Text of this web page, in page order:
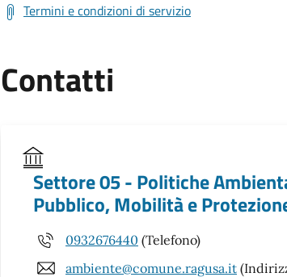
Termini e condizioni di servizio
Contatti
Settore 05 - Politiche
Pubblico, Mobilità e
0932676440 (Telefono)
ambiente@comune.ragusa.it